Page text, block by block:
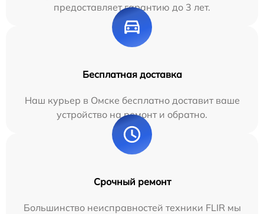
предоставляет гарантию до 3 лет.
Бесплатная доставка
Наш курьер в Омске бесплатно доставит ваше
устройство на ремонт и обратно.
Срочный ремонт
Большинство неисправностей техники FLIR мы